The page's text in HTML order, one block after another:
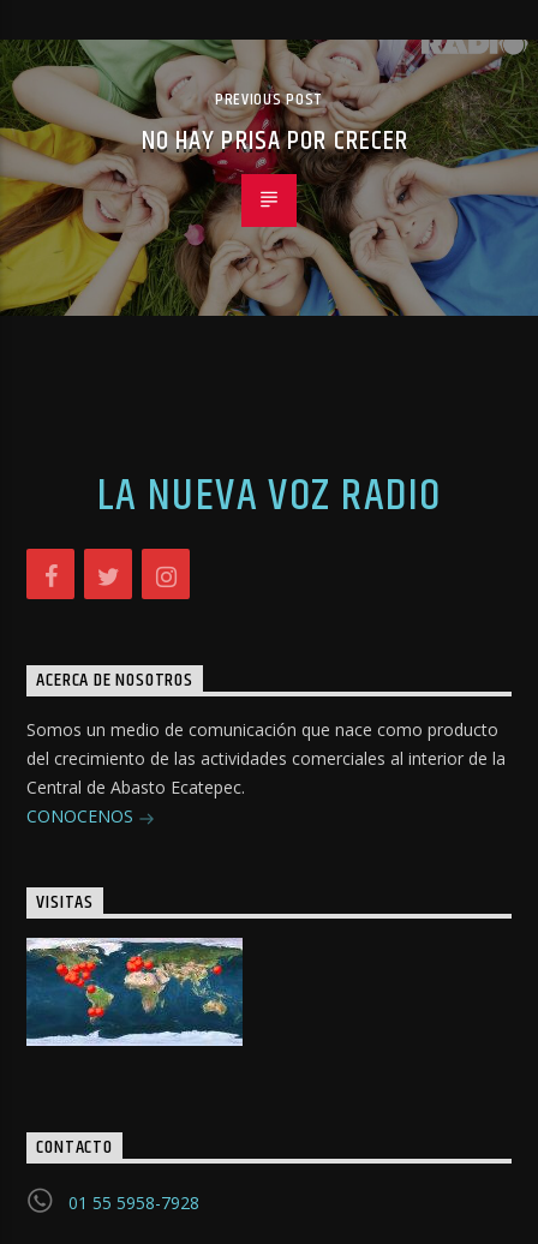
PREVIOUS POST
NO HAY PRISA POR CRECER
LA NUEVA VOZ RADIO
ACERCA DE NOSOTROS
Somos un medio de comunicación que nace como producto
del crecimiento de las actividades comerciales al interior de la
Central de Abasto Ecatepec.
CONOCENOS
VISITAS
CONTACTO
01 55 5958-7928